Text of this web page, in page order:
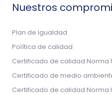
Nuestros
Plan de Igualdad
Política de calidad
Certificado de calidad Norma
Certificado de medio ambiente
Certificado de calidad Norma